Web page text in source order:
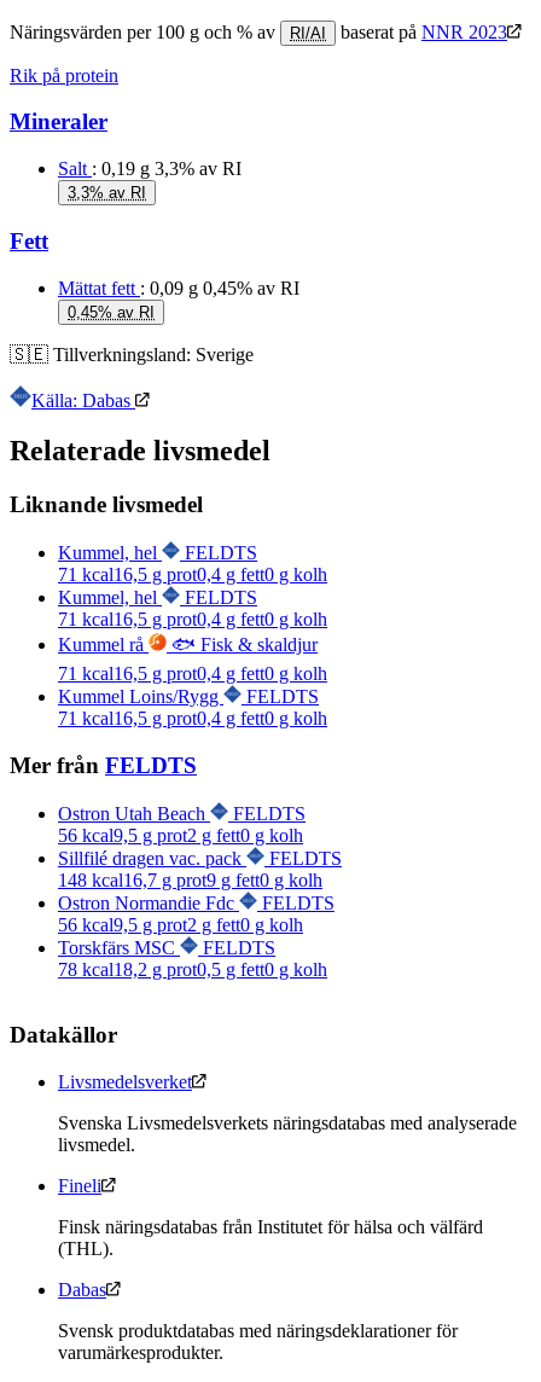
Näringsvärden per 100 g och % av RI/AI baserat på NNR 2023
Rik på protein
Mineraler
Salt : 0,19 g 3,3% av RI
3,3% av RI
Fett
Mättat fett : 0,09 g 0,45% av RI
0,45% av RI
🇸🇪 Tillverkningsland: Sverige
Källa: Dabas
Relaterade livsmedel
Liknande livsmedel
Kummel, hel
FELDTS
71 kcal16,5 g prot0,4 g fett0 g kolh
Kummel, hel
FELDTS
71 kcal16,5 g prot0,4 g fett0 g kolh
Kummel rå
🐟 Fisk & skaldjur
71 kcal16,5 g prot0,4 g fett0 g kolh
Kummel Loins/Rygg
FELDTS
71 kcal16,5 g prot0,4 g fett0 g kolh
Mer från FELDTS
Ostron Utah Beach
FELDTS
56 kcal9,5 g prot2 g fett0 g kolh
Sillfilé dragen vac. pack
FELDTS
148 kcal16,7 g prot9 g fett0 g kolh
Ostron Normandie Fdc
FELDTS
56 kcal9,5 g prot2 g fett0 g kolh
Torskfärs MSC
FELDTS
78 kcal18,2 g prot0,5 g fett0 g kolh
Datakällor
Livsmedelsverket
Svenska Livsmedelsverkets näringsdatabas med analyserade
livsmedel.
Fineli
Finsk näringsdatabas från Institutet för hälsa och välfärd
(THL).
Dabas
Svensk produktdatabas med näringsdeklarationer för
varumärkesprodukter.